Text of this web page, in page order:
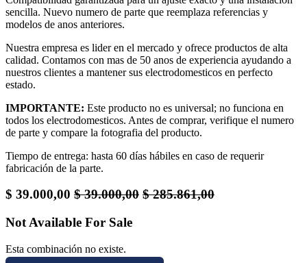
sencilla. Nuevo numero de parte que reemplaza referencias y
modelos de anos anteriores.
Nuestra empresa es lider en el mercado y ofrece productos de alta
calidad. Contamos con mas de 50 anos de experiencia ayudando a
nuestros clientes a mantener sus electrodomesticos en perfecto
estado.
IMPORTANTE: Este producto no es universal; no funciona en
todos los electrodomesticos. Antes de comprar, verifique el numero
de parte y compare la fotografia del producto.
Tiempo de entrega: hasta 60 días hábiles en caso de requerir
fabricación de la parte.
$ 39.000,00 $39.000,00 $285.861,00
Not Available For Sale
Esta combinación no existe.